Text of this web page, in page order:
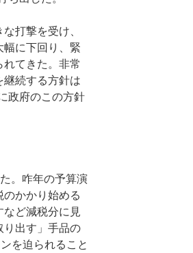
打撃を受け、
に下回り、緊
てきた。非常
続する方針は
政府のこの方針
。咋年の予算演
かかり始める
ど減税分に見
り出す」手品の
を迫られること